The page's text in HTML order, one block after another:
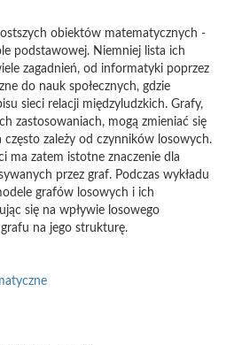
obiektów matematycznych -
podstawowej. Niemniej lista ich
zagadnień, od informatyki poprzez
do nauk społecznych, gdzie
sieci relacji międzyludzkich. Grafy,
zastosowaniach, mogą zmieniać się
często zależy od czynników losowych.
ma zatem istotne znaczenie dla
przez graf. Podczas wykładu
grafów losowych i ich
się na wpływie losowego
na jego strukturę.